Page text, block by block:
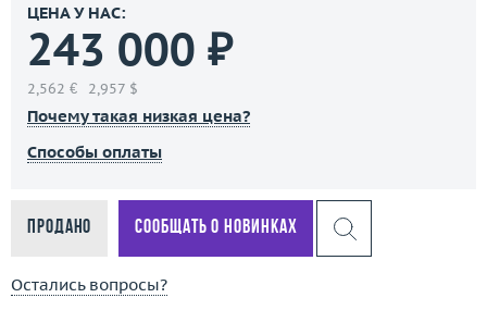
ЦЕНА У НАС:
243 000 ₽
2,562 € 2,957 $
Почему такая низкая цена?
Способы оплаты
Продано Сообщать о новинках
Остались вопросы?